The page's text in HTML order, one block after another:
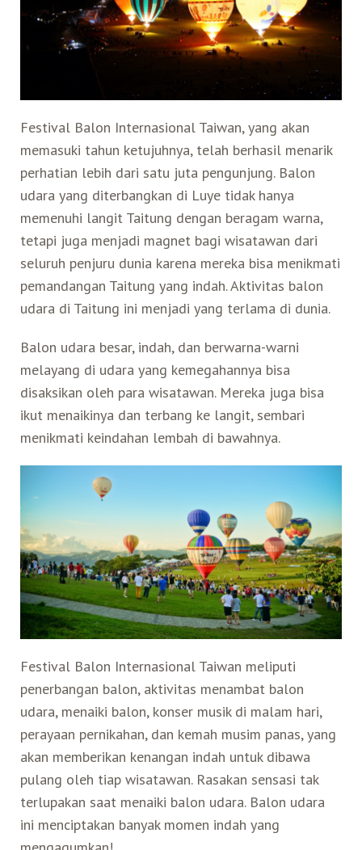
Agen Perjalanan
Mata Air Panas
Ekowisata
Wisata Kereta Api
Budaya & Warisan
Wisata Senior
Wisata Yang Dapat Diakses
Belanja
Pasar Malam
Tur Bis Wisata
Wisata Alam – Scenic Spot
Taiwan Tips
Teh Kelas Dunia
Bis
Mobil
Bandara Internasional
Atraksi Taiwan Bagian Timur
Atraksi Taiwan Bagian Tengah
Atraksi Taiwan Bagian Selatan
Atraksi Kepulauan di Pesisir Pantai
Search for:
Festival Balon Internasional Taiwan, yang akan
memasuki tahun ketujuhnya, telah berhasil menarik
perhatian lebih dari satu juta pengunjung. Balon
udara yang diterbangkan di Luye tidak hanya
memenuhi langit Taitung dengan beragam warna,
tetapi juga menjadi magnet bagi wisatawan dari
seluruh penjuru dunia karena mereka bisa menikmati
pemandangan Taitung yang indah. Aktivitas balon
udara di Taitung ini menjadi yang terlama di dunia.
Balon udara besar, indah, dan berwarna-warni
melayang di udara yang kemegahannya bisa
disaksikan oleh para wisatawan. Mereka juga bisa
ikut menaikinya dan terbang ke langit, sembari
menikmati keindahan lembah di bawahnya.
Festival Balon Internasional Taiwan meliputi
penerbangan balon, aktivitas menambat balon
udara, menaiki balon, konser musik di malam hari,
perayaan pernikahan, dan kemah musim panas, yang
akan memberikan kenangan indah untuk dibawa
pulang oleh tiap wisatawan. Rasakan sensasi tak
terlupakan saat menaiki balon udara. Balon udara
ini menciptakan banyak momen indah yang